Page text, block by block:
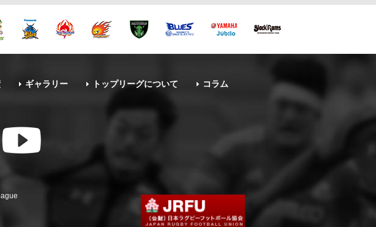
ギャラリー トップリーグについて コラム